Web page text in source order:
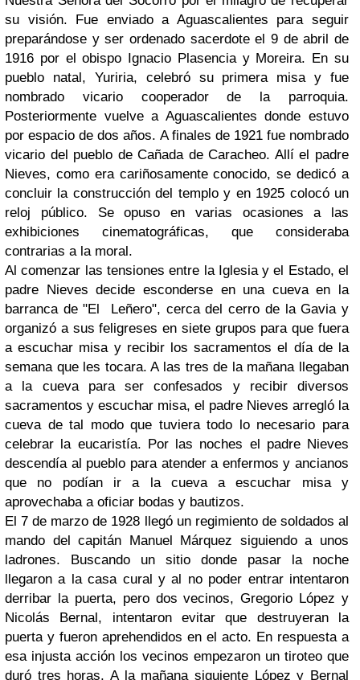
su visión. Fue enviado a Aguascalientes para seguir
preparándose y ser ordenado sacerdote el 9 de abril de
1916 por el obispo Ignacio Plasencia y Moreira. En su
pueblo natal, Yuriria, celebró su primera misa y fue
nombrado vicario cooperador de la parroquia.
Posteriormente vuelve a Aguascalientes donde estuvo
por espacio de dos años. A finales de 1921 fue nombrado
vicario del pueblo de Cañada de Caracheo. Allí el padre
Nieves, como era cariñosamente conocido, se dedicó a
concluir la construcción del templo y en 1925 colocó un
reloj público. Se opuso en varias ocasiones a las
exhibiciones cinematográficas, que consideraba
contrarias a la moral.
Al comenzar las tensiones entre la Iglesia y el Estado, el
padre Nieves decide esconderse en una cueva en la
barranca de "El Leñero", cerca del cerro de la Gavia y
organizó a sus feligreses en siete grupos para que fuera
a escuchar misa y recibir los sacramentos el día de la
semana que les tocara. A las tres de la mañana llegaban
a la cueva para ser confesados y recibir diversos
sacramentos y escuchar misa, el padre Nieves arregló la
cueva de tal modo que tuviera todo lo necesario para
celebrar la eucaristía. Por las noches el padre Nieves
descendía al pueblo para atender a enfermos y ancianos
que no podían ir a la cueva a escuchar misa y
aprovechaba a oficiar bodas y bautizos.
El 7 de marzo de 1928 llegó un regimiento de soldados al
mando del capitán Manuel Márquez siguiendo a unos
ladrones. Buscando un sitio donde pasar la noche
llegaron a la casa cural y al no poder entrar intentaron
derribar la puerta, pero dos vecinos, Gregorio López y
Nicolás Bernal, intentaron evitar que destruyeran la
puerta y fueron aprehendidos en el acto. En respuesta a
esa injusta acción los vecinos empezaron un tiroteo que
duró tres horas. A la mañana siguiente López y Bernal